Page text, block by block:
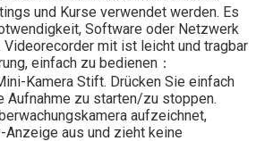
und Kurse verwendet werden. Es
Software oder Netzwerk
Videorecorder mit ist leicht und tragbar
einfach zu bedienen：
Kamera Stift. Drücken Sie einfach
Aufnahme zu starten/zu stoppen.
aufzeichnet,
Anzeige aus und zieht keine